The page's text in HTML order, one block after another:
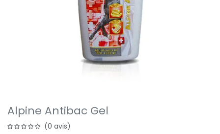
Alpine Antibac Gel
(0 avis)